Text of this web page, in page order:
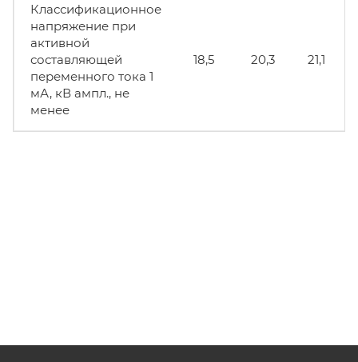
Классификационное
напряжение при
активной
составляющей
переменного тока 1
мА, кВ ампл., не
менее
18,5 20,3 21,1